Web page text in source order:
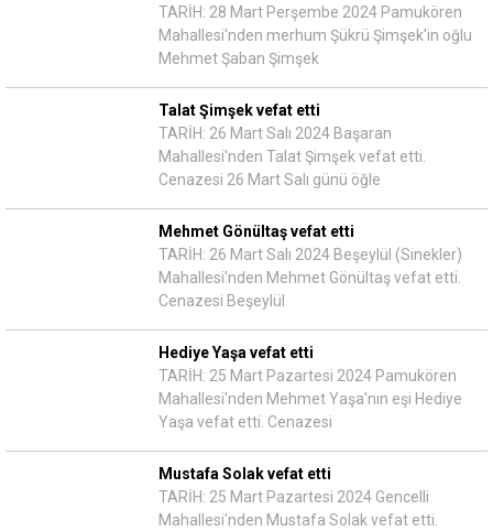
TARİH: 28 Mart Perşembe 2024 Pamukören
Mahallesi'nden merhum Şükrü Şimşek'in oğlu
Mehmet Şaban Şimşek
Talat Şimşek vefat etti
TARİH: 26 Mart Salı 2024 Başaran
Mahallesi'nden Talat Şimşek vefat etti.
Cenazesi 26 Mart Salı günü öğle
Mehmet Gönültaş vefat etti
TARİH: 26 Mart Salı 2024 Beşeylül (Sinekler)
Mahallesi'nden Mehmet Gönültaş vefat etti.
Cenazesi Beşeylül
Hediye Yaşa vefat etti
TARİH: 25 Mart Pazartesi 2024 Pamukören
Mahallesi'nden Mehmet Yaşa'nın eşi Hediye
Yaşa vefat etti. Cenazesi
Mustafa Solak vefat etti
TARİH: 25 Mart Pazartesi 2024 Gencelli
Mahallesi'nden Mustafa Solak vefat etti.